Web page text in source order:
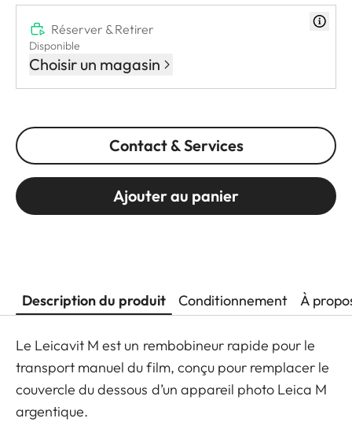
Réserver & Retirer
Disponible
Choisir un magasin
Contact & Services
Ajouter au panier
Description du produit Conditionnement À
Le Leicavit M est un rembobineur rapide pour le
transport manuel du film, conçu pour remplacer le
couvercle du dessous d’un appareil photo Leica M
argentique.